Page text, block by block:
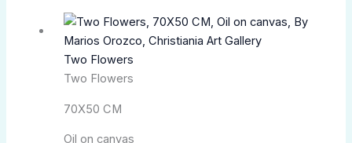
Two Flowers
Two Flowers
70X50 CM
Oil on canvas